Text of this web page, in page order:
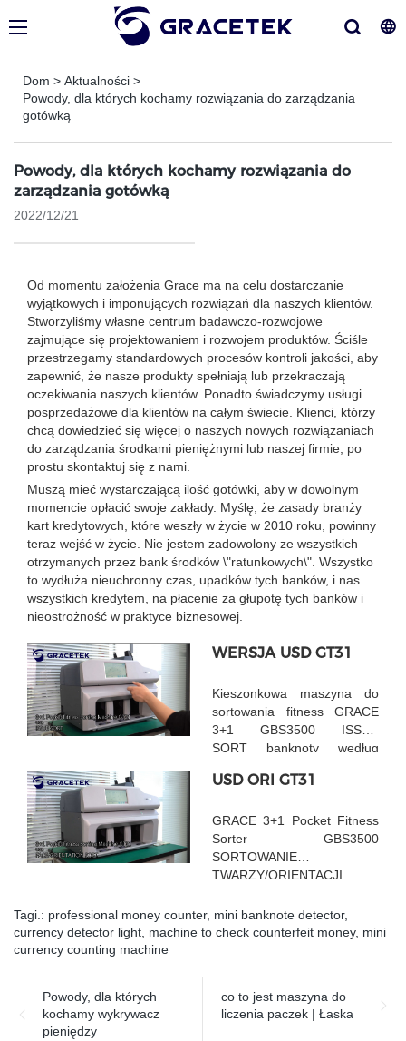
Dom > Aktualności >
Powody, dla których kochamy rozwiązania do zarządzania
gotówką
Powody, dla których kochamy rozwiązania do
zarządzania gotówką
2022/12/21
Od momentu założenia Grace ma na celu dostarczanie
wyjątkowych i imponujących rozwiązań dla naszych klientów.
Stworzyliśmy własne centrum badawczo-rozwojowe
zajmujące się projektowaniem i rozwojem produktów. Ściśle
przestrzegamy standardowych procesów kontroli jakości, aby
zapewnić, że nasze produkty spełniają lub przekraczają
oczekiwania naszych klientów. Ponadto świadczymy usługi
posprzedażowe dla klientów na całym świecie. Klienci, którzy
chcą dowiedzieć się więcej o naszych nowych rozwiązaniach
do zarządzania środkami pieniężnymi lub naszej firmie, po
prostu skontaktuj się z nami.
Muszą mieć wystarczającą ilość gotówki, aby w dowolnym
momencie opłacić swoje zakłady. Myślę, że zasady branży
kart kredytowych, które weszły w życie w 2010 roku, powinny
teraz wejść w życie. Nie jestem zadowolony ze wszystkich
otrzymanych przez bank środków \"ratunkowych\". Wszystko
to wydłuża nieuchronny czas, upadków tych banków, i nas
wszystkich kredytem, ​​na płacenie za głupotę tych banków i
nieostrożność w praktyce biznesowej.
WERSJA USD GT31
Kieszonkowa maszyna do
sortowania fitness GRACE
3+1 GBS3500 ISSUE
SORT banknoty według
USD ORI GT31
GRACE 3+1 Pocket Fitness
Sorter GBS3500
SORTOWANIE
TWARZY/ORIENTACJI
stron
Tagi.: professional money counter, mini banknote detector,
currency detector light machine to check counterfeit money, mini
currency counting machine
Powody, dla których
kochamy wykrywacz
pieniędzy
co to jest maszyna do
liczenia paczek | Łaska